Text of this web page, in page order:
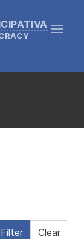
Filter Clear